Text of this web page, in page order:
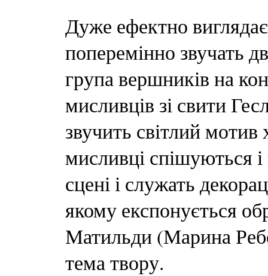
Дуже ефектно
поперемінно звучать
група вершників на
мисливців зі свити
звучить світлий
мисливці спішуються
сцені і служать
якому експонується
Матильди (Марина
тема твору.